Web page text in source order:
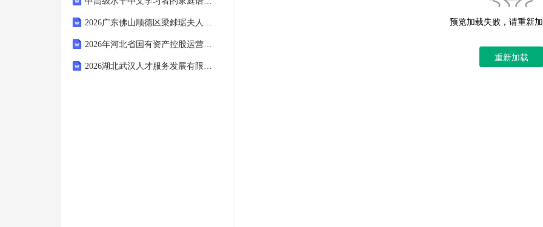
预览加载失败，请重新
重新加载
2026广东佛山顺德区梁銶琚夫人幼儿园招聘2人备考题库ab卷附答案详解
2026年河北省国有资产控股运营有限公司校园招聘考试参考试题及答案解析
2026湖北武汉人才服务发展有限公司招聘派往武汉市国企工作备考题库附答案详解（模拟题）